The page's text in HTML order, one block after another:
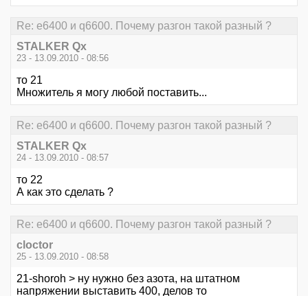
Re: е6400 и q6600. Почему разгон такой разный ?
STALKER Qx
23 - 13.09.2010 - 08:56
то 21
Множитель я могу любой поставить...
Re: е6400 и q6600. Почему разгон такой разный ?
STALKER Qx
24 - 13.09.2010 - 08:57
то 22
А как это сделать ?
Re: е6400 и q6600. Почему разгон такой разный ?
cloctor
25 - 13.09.2010 - 08:58
21-shoroh > ну нужно без азота, на штатном
напряжении выставить 400, делов то